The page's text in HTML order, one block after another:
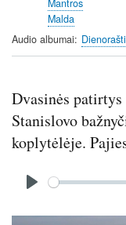
Mantros
Malda
Audio albumai
Dvasinės
Stanislovo
koplytėlėje.
l